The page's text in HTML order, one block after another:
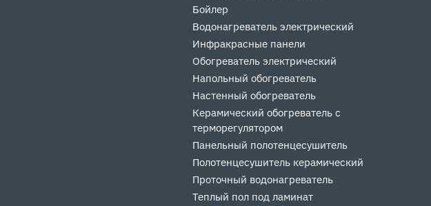
Бойлер
Водонагреватель электрический
Инфракрасные панели
Обогреватель электрический
Напольный обогреватель
Настенный обогреватель
Керамический обогреватель с
терморегулятором
Панельный полотенцесушитель
Полотенцесушитель керамический
Проточный водонагреватель
Теплый пол под ламинат